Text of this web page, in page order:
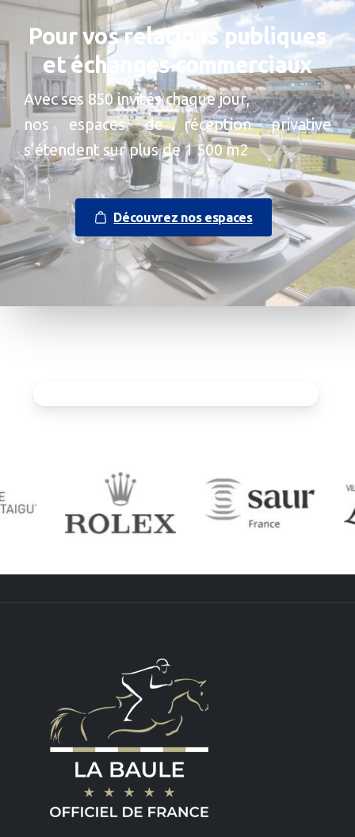
Pour vos relations publiques
et échanges commerciaux
Avec ses 850 invités chaque jour,
nos espaces de réception privative
s’étendent sur plus de 1 500 m2
Découvrez nos espaces